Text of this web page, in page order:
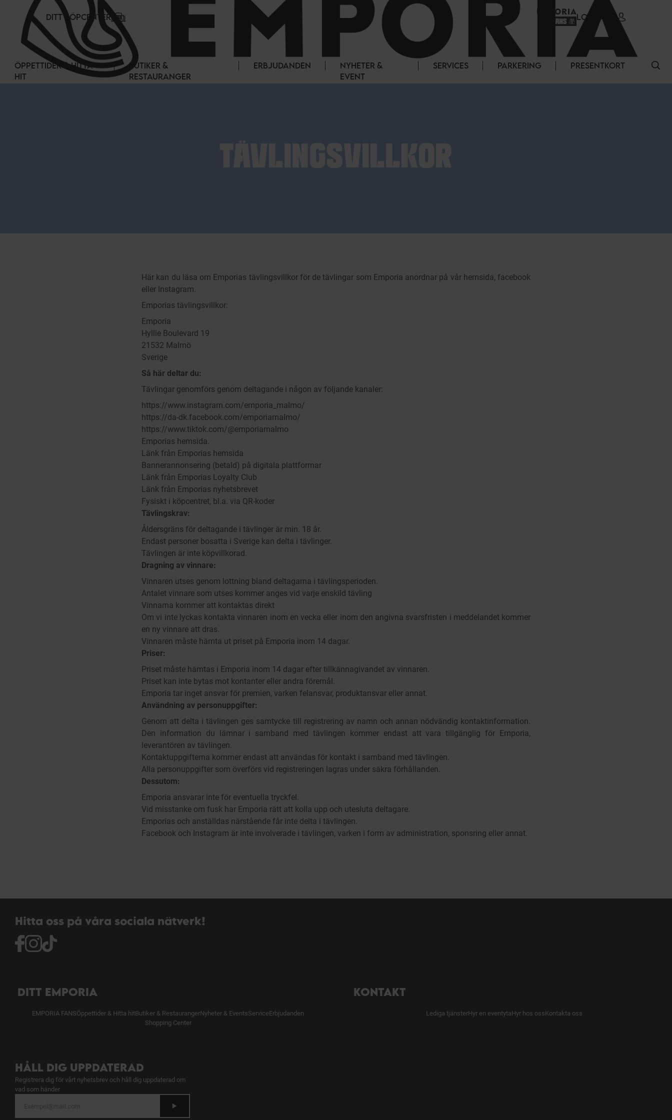
DITT KÖPCENTER LOGGA IN
ÖPPETTIDER & HITTA
HIT
BUTIKER &
RESTAURANGER
ERBJUDANDEN
NYHETER &
EVENT
SERVICES PARKERING PRESENTKORT
Här kan du läsa om Emporias tävlingsvillkor för de tävlingar som Emporia anordnar på vår hemsida, facebook
eller Instagram.
Emporias tävlingsvillkor:
Emporia
Hyllie Boulevard 19
21532 Malmö
Sverige
Så här deltar du:
Tävlingar genomförs genom deltagande i någon av följande kanaler:
https://www.instagram.com/emporia_malmo/
https://da-dk.facebook.com/emporiamalmo/
https://www.tiktok.com/@emporiamalmo
Emporias hemsida.
Länk från Emporias hemsida
Bannerannonsering (betald) på digitala plattformar
Länk från Emporias Loyalty Club
Länk från Emporias nyhetsbrevet
Fysiskt i köpcentret, bl.a. via QR-koder
Tävlingskrav:
Åldersgräns för deltagande i tävlinger är min. 18 år.
Endast personer bosatta i Sverige kan delta i tävlinger.
Tävlingen är inte köpvillkorad.
Dragning av vinnare:
Vinnaren utses genom lottning bland deltagarna i tävlingsperioden.
Antalet vinnare som utses kommer anges vid varje enskild tävling
Vinnarna kommer att kontaktas direkt
Om vi inte lyckas kontakta vinnaren inom en vecka eller inom den angivna svarsfristen i meddelandet kommer
en ny vinnare att dras.
Vinnaren måste hämta ut priset på Emporia inom 14 dagar.
Priser:
Priset måste hämtas i Emporia inom 14 dagar efter tillkännagivandet av vinnaren.
Priset kan inte bytas mot kontanter eller andra föremål.
Emporia tar inget ansvar för premien, varken felansvar, produktansvar eller annat.
Användning av personuppgifter:
Genom att delta i tävlingen ges samtycke till registrering av namn och annan nödvändig kontaktinformation.
Den information du lämnar i samband med tävlingen kommer endast att vara tillgänglig för Emporia,
leverantören av tävlingen.
Kontaktuppgifterna kommer endast att användas för kontakt i samband med tävlingen.
Alla personuppgifter som överförs vid registreringen lagras under säkra förhållanden.
Dessutom:
Emporia ansvarar inte för eventuella tryckfel.
Vid misstanke om fusk har Emporia rätt att kolla upp och utesluta deltagare.
Emporias och anställdas närstående får inte delta i tävlingen.
Facebook och Instagram är inte involverade i tävlingen, varken i form av administration, sponsring eller annat.
Hitta oss på våra sociala nätverk!
DITT EMPORIA
EMPORIA FANSÖppettider & Hitta hitButiker & RestaurangerNyheter & EventsServiceErbjudanden
Shopping Center
KONTAKT
Lediga tjänsterHyr en eventytaHyr hos ossKontakta oss
HÅLL DIG UPPDATERAD
Registrera dig för vårt nyhetsbrev och håll dig uppdaterad om
vad som händer
Cookie- hanteringspanel